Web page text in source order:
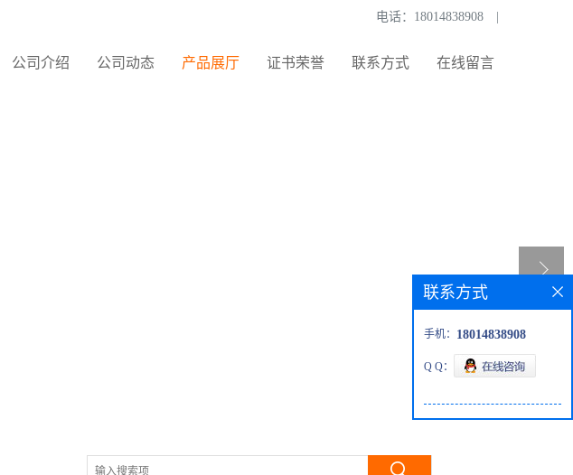
电话： 18014838908
公司介绍 公司动态 产品展厅 证书荣誉 联系方式 在线留言
联系方式
手机： 18014838908
Q Q：